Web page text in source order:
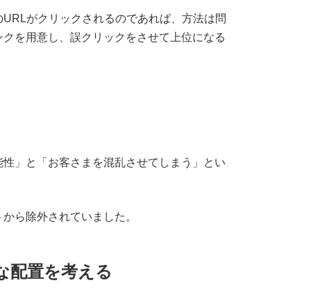
がクリックされるのであれば、方法は問
を用意し、誤クリックをさせて上位になる
」と「お客さまを混乱させてしまう」とい
ら除外されていました。
配置を考える